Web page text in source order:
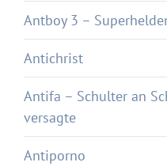
Antboy 3 –
Antichrist
Antifa – Schulter an
versagte
Antiporno